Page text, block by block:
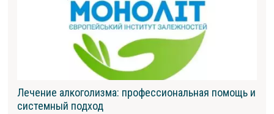
Лечение алкоголизма: профессиональная помощь и
системный подход